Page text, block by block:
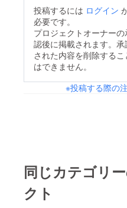
投稿するには ログイン
必要です。
プロジェクトオーナーの
認後に掲載されます。承
された内容を削除するこ
はできません。
※投稿する際の
同じカテゴリ
クト